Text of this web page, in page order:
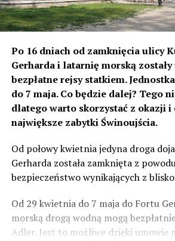
Po 16 dniach od zamknięcia ulicy
Gerharda i latarnię morską
bezpłatne rejsy statkiem.
do 7 maja. Co będzie dalej? Tego
dlatego warto skorzystać z okazji i
największe zabytki Świnoujścia.
Od połowy kwietnia jedyna droga
Gerharda została zamknięta z
bezpieczeństwo wynikających z
Od 29 kwietnia do 7 maja do Fortu
morską drogą wodną mogą
Adler. Jest to możliwe dzięki umowie